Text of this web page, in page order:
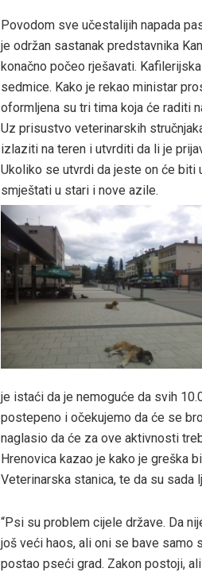
Povodom sve učestalijih napada
je održan sastanak predstavnika
konačno počeo rješavati.
sedmice. Kako je rekao ministar
oformljena su tri tima koja će raditi
Uz prisustvo veterinarskih
izlaziti na teren i utvrditi da li je
Ukoliko se utvrdi da jeste on će biti
smještati u stari i nove azile.
je istaći da je nemoguće da svih
postepeno i očekujemo da će se
naglasio da će za ove aktivnosti
Hrenovica kazao je kako je greška
Veterinarska stanica, te da su sada
“Psi su problem cijele države. Da
još veći haos, ali oni se bave samo
postao pseći grad. Zakon postoji,